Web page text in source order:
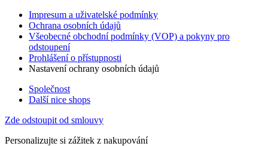
Impresum a uživatelské podmínky
Ochrana osobních údajů
Všeobecné obchodní podmínky (VOP) a pokyny pro
odstoupení
Prohlášení o přístupnosti
Nastavení ochrany osobních údajů
Společnost
Další nice shops
Zde odstoupit od smlouvy
Personalizujte si zážitek z nakupování